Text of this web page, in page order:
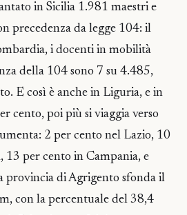
in Sicilia 1.981 maestri e
precedenza da legge 104: il
i docenti in mobilità
della 104 sono 7 su 4.485,
E così è anche in Liguria, e in
cento, poi più si viaggia verso
2 per cento nel Lazio, 10
13 per cento in Campania, e
provincia di Agrigento sfonda il
con la percentuale del 38,4